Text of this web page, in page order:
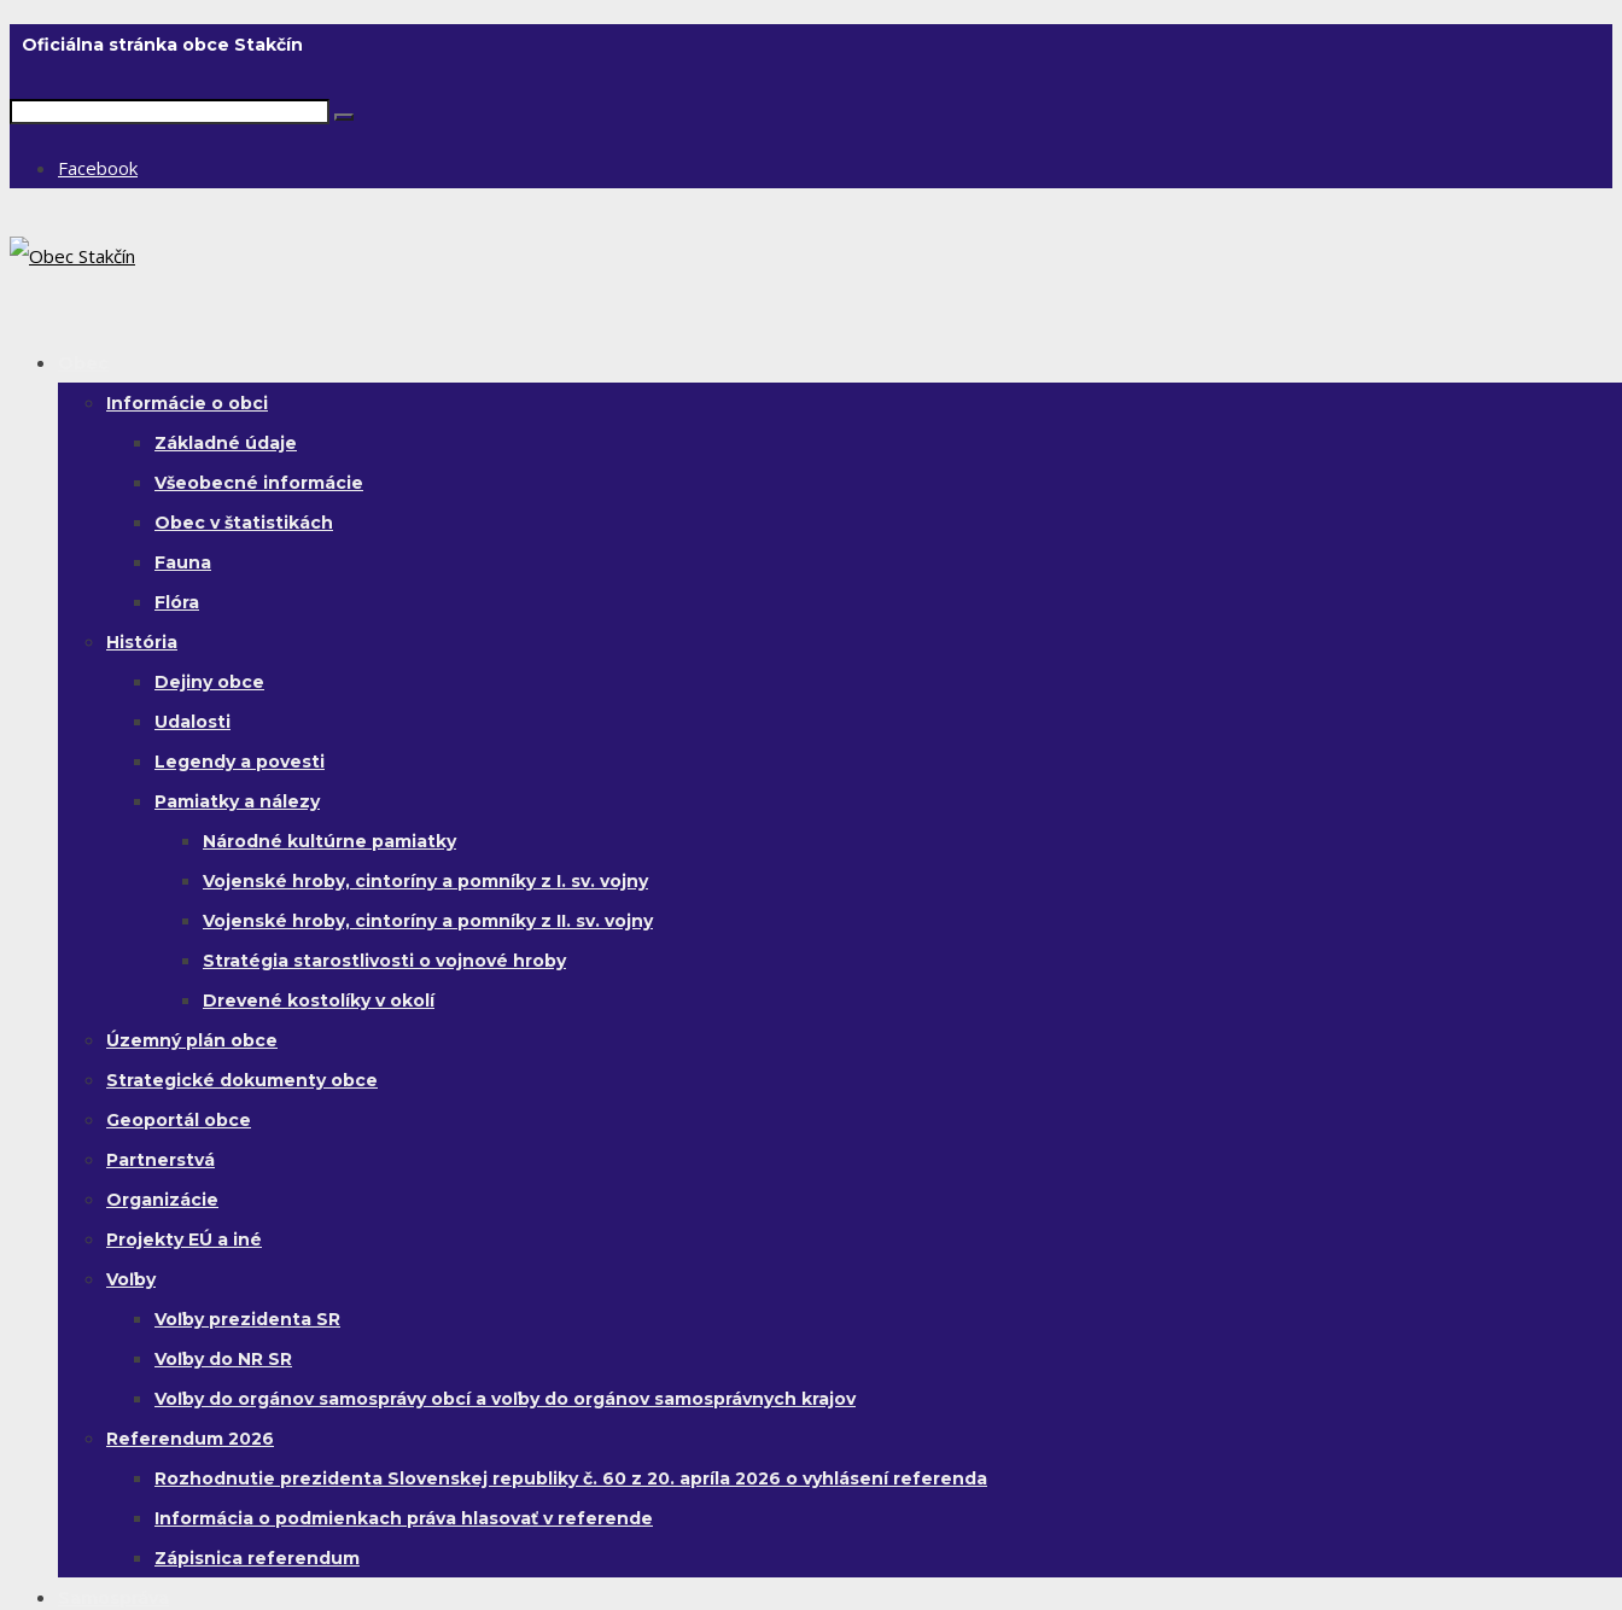
Oficiálna stránka obce Stakčín
Facebook
Informácie o obci
Základné údaje
Všeobecné informácie
Obec v štatistikách
Fauna
Flóra
História
Dejiny obce
Udalosti
Legendy a povesti
Pamiatky a nálezy
Národné kultúrne pamiatky
Vojenské hroby, cintoríny a pomníky z I. sv. vojny
Vojenské hroby, cintoríny a pomníky z II. sv. vojny
Stratégia starostlivosti o vojnové hroby
Drevené kostolíky v okolí
Územný plán obce
Strategické dokumenty obce
Geoportál obce
Partnerstvá
Organizácie
Projekty EÚ a iné
Voľby
Voľby prezidenta SR
Voľby do NR SR
Voľby do orgánov samosprávy obcí a voľby do orgánov samosprávnych krajov
Referendum 2026
Rozhodnutie prezidenta Slovenskej republiky č. 60 z 20. apríla 2026 o vyhlásení referenda
Informácia o podmienkach práva hlasovať v referende
Zápisnica referendum